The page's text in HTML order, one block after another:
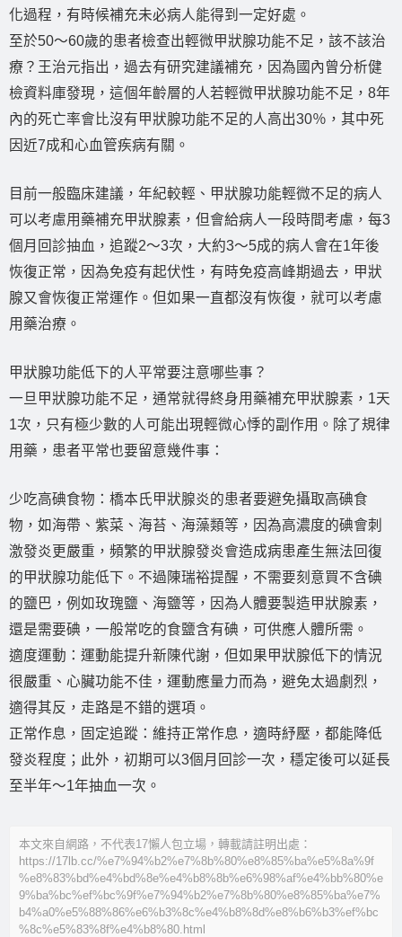
化過程，有時候補充未必病人能得到一定好處。
至於50～60歲的患者檢查出輕微甲狀腺功能不足，該不該治
療？王治元指出，過去有研究建議補充，因為國內曾分析健
檢資料庫發現，這個年齡層的人若輕微甲狀腺功能不足，8年
內的死亡率會比沒有甲狀腺功能不足的人高出30％，其中死
因近7成和心血管疾病有關。
目前一般臨床建議，年紀較輕、甲狀腺功能輕微不足的病人
可以考慮用藥補充甲狀腺素，但會給病人一段時間考慮，每3
個月回診抽血，追蹤2～3次，大約3～5成的病人會在1年後
恢復正常，因為免疫有起伏性，有時免疫高峰期過去，甲狀
腺又會恢復正常運作。但如果一直都沒有恢復，就可以考慮
用藥治療。
甲狀腺功能低下的人平常要注意哪些事？
一旦甲狀腺功能不足，通常就得終身用藥補充甲狀腺素，1天
1次，只有極少數的人可能出現輕微心悸的副作用。除了規律
用藥，患者平常也要留意幾件事：
少吃高碘食物：橋本氏甲狀腺炎的患者要避免攝取高碘食
物，如海帶、紫菜、海苔、海藻類等，因為高濃度的碘會刺
激發炎更嚴重，頻繁的甲狀腺發炎會造成病患產生無法回復
的甲狀腺功能低下。不過陳瑞裕提醒，不需要刻意買不含碘
的鹽巴，例如玫瑰鹽、海鹽等，因為人體要製造甲狀腺素，
還是需要碘，一般常吃的食鹽含有碘，可供應人體所需。
適度運動：運動能提升新陳代謝，但如果甲狀腺低下的情況
很嚴重、心臟功能不佳，運動應量力而為，避免太過劇烈，
適得其反，走路是不錯的選項。
正常作息，固定追蹤：維持正常作息，適時紓壓，都能降低
發炎程度；此外，初期可以3個月回診一次，穩定後可以延長
至半年～1年抽血一次。
本文來自網路，不代表17懶人包立場，轉載請註明出處：
https://17lb.cc/%e7%94%b2%e7%8b%80%e8%85%ba%e5%8a%9f
%e8%83%bd%e4%bd%8e%e4%b8%8b%e6%98%af%e4%bb%80%e
9%ba%bc%ef%bc%9f%e7%94%b2%e7%8b%80%e8%85%ba%e7%
b4%a0%e5%88%86%e6%b3%8c%e4%b8%8d%e8%b6%b3%ef%bc
%8c%e5%83%8f%e4%b8%80.html